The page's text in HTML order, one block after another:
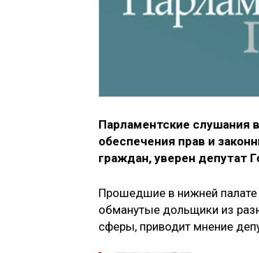
Парламентские слушания
обеспечения прав и
граждан, уверен депутат
Прошедшие в нижней палате
обманутые дольщики из
сферы, приводит мнение